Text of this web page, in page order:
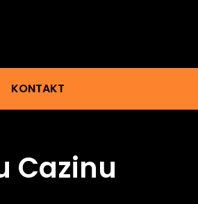
KONTAKT
Cazinu